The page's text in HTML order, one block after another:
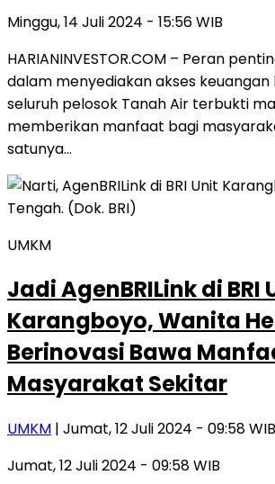
Minggu, 14 Juli 2024 - 15:56 WIB
HARIANINVESTOR.COM – Peran
dalam menyediakan akses keuangan
seluruh pelosok Tanah Air terbukti
memberikan manfaat bagi
satunya…
UMKM
Jadi AgenBRILink di BRI
Karangboyo, Wanita
Berinovasi Bawa
Masyarakat Sekitar
UMKM | Jumat, 12 Juli 2024 - 09:58 WIB
Jumat, 12 Juli 2024 - 09:58 WIB